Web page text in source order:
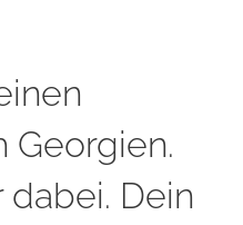
Georgien.
Dein